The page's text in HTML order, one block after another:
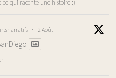
qui raconte une histoire :)
· 2 Août